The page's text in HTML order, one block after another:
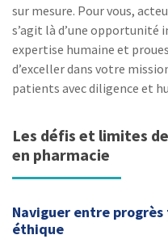
sur mesure. Pour vous,
s’agit là d’une opportunité
expertise humaine et
d’exceller dans votre
patients avec diligence et
Les défis et limites
en pharmacie
Naviguer entre
éthique